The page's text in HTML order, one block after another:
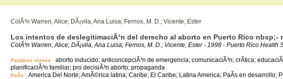
ColÃ³n Warren, Alice; DÃ¡vila, Ana Luisa; Fernos, M. D.; Vicente, Ester
Los intentos de deslegitimaciÃ³n del derecho al aborto en Puerto Rico
ColÃ³n Warren, Alice; DÃ¡vila, Ana Luisa; Fernos, M. D.; Vicente, Ester - 1998 - Puerto Rico Health
Palabras claves : aborto inducido; anticoncepciÃ³n de emergencia; comunicaciÃ³n; crÃ­tica;
planificaciÃ³n familiar; pro decisiÃ³n aborto; propaganda
PaÃ­s : America Del Norte; AmÃ©rica latina; Caribe; El Caribe; Latina America; PaÃ­s en desarrollo;